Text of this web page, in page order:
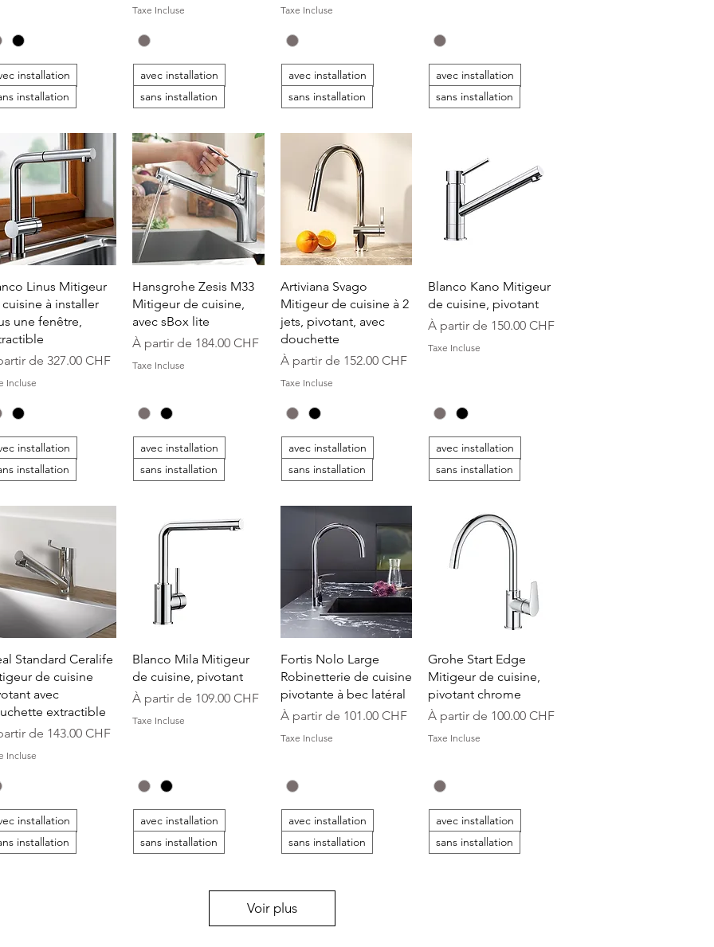
installation
installation
Taxe Incluse
avec installation
sans installation
Taxe Incluse
avec installation
sans installation
avec installation
sans installation
Aperçu rapide
Linus Mitigeur
à installer
une fenêtre,
de 327.00 CHF
promotionnel
Incluse
installation
installation
Aperçu rapide
Hansgrohe Zesis M33
Mitigeur de cuisine,
avec sBox lite
À partir de 184.00 CHF
Prix promotionnel
Taxe Incluse
avec installation
sans installation
Aperçu rapide
Artiviana Svago
Mitigeur de cuisine à 2
jets, pivotant, avec
douchette
À partir de 152.00 CHF
Prix promotionnel
Taxe Incluse
avec installation
sans installation
Aperçu rapide
Blanco Kano Mitigeur
de cuisine, pivotant
À partir de 150.00 CHF
Prix promotionnel
Taxe Incluse
avec installation
sans installation
Aperçu rapide
Standard Ceralife
de cuisine
avec
extractible
de 143.00 CHF
promotionnel
Incluse
installation
installation
Aperçu rapide
Blanco Mila Mitigeur
de cuisine, pivotant
À partir de 109.00 CHF
Prix promotionnel
Taxe Incluse
avec installation
sans installation
Aperçu rapide
Fortis Nolo Large
Robinetterie de cuisine
pivotante à bec latéral
À partir de 101.00 CHF
Prix promotionnel
Taxe Incluse
avec installation
sans installation
Aperçu rapide
Grohe Start Edge
Mitigeur de cuisine,
pivotant chrome
À partir de 100.00 CHF
Prix promotionnel
Taxe Incluse
avec installation
sans installation
Voir plus